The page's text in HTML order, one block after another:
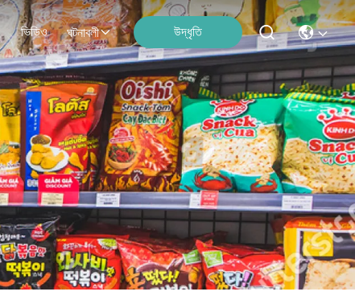
ভিডিও ঘটনাবলী উদ্ধৃতি